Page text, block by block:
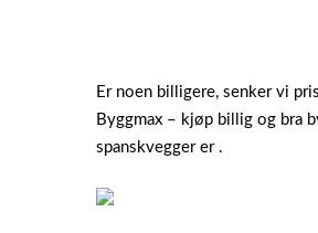
Er noen billigere, senker vi
Byggmax – kjøp billig og bra
spanskvegger er .